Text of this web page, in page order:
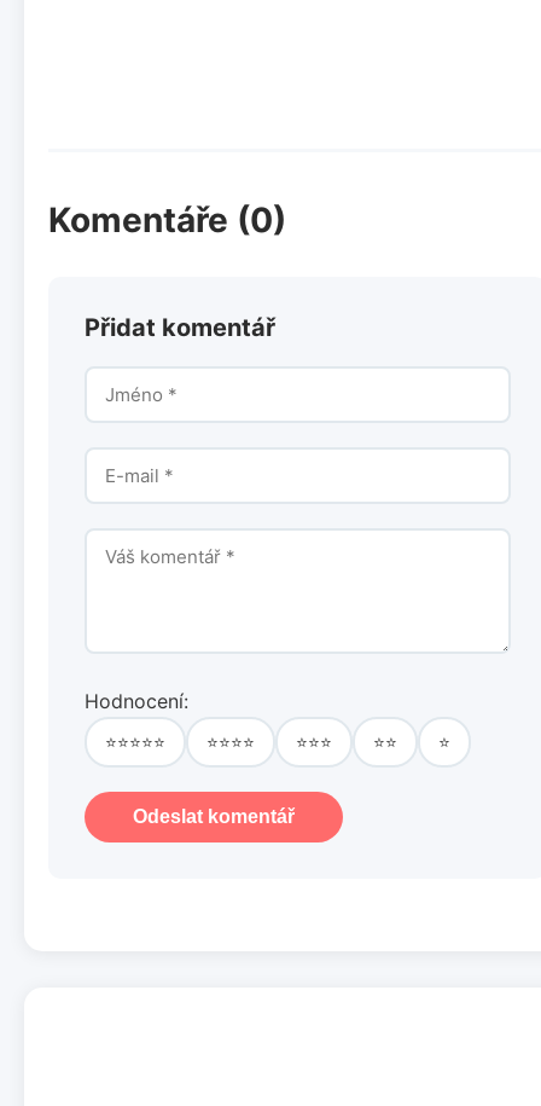
Komentáře (0)
Přidat komentář
Hodnocení:
⭐⭐⭐⭐⭐ ⭐⭐⭐⭐ ⭐⭐⭐ ⭐⭐ ⭐
Odeslat komentář